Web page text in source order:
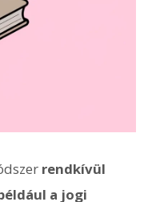
rendkívül
a jogi